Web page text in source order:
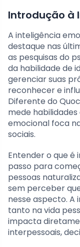
Introdução à
A inteligência
destaque nas
as pesquisas do
da habilidade de
gerenciar suas
reconhecer e
Diferente do
mede
emocional foca
sociais.
Entender o que é
passo para
pessoas
sem perceber
nesse aspecto. A
tanto na vida
impacta
interpessoais,